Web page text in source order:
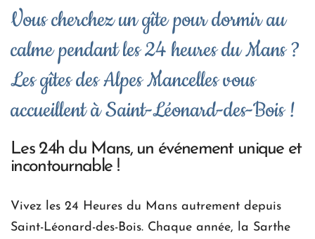
Vous cherchez un gîte pour dormir au
calme pendant les 24 heures du Mans ?
Les gîtes des Alpes Mancelles vous
accueillent à Saint-Léonard-des-Bois !
Les 24h du Mans, un événement unique et
incontournable !
Vivez les 24 Heures du Mans autrement depuis
Saint-Léonard-des-Bois. Chaque année, la Sarthe